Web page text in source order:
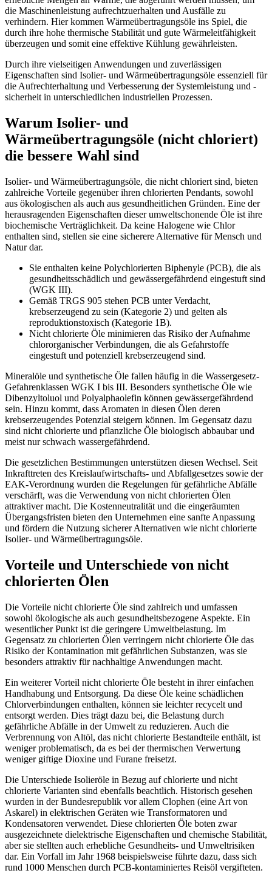
die Maschinenleistung aufrechtzuerhalten und Ausfälle zu
verhindern. Hier kommen Wärmeübertragungsöle ins Spiel, die
durch ihre hohe thermische Stabilität und gute Wärmeleitfähigkeit
überzeugen und somit eine effektive Kühlung gewährleisten.
Durch ihre vielseitigen Anwendungen und zuverlässigen
Eigenschaften sind Isolier- und Wärmeübertragungsöle essenziell für
die Aufrechterhaltung und Verbesserung der Systemleistung und -
sicherheit in unterschiedlichen industriellen Prozessen.
Warum Isolier- und
Wärmeübertragungsöle (nicht chloriert)
die bessere Wahl sind
Isolier- und Wärmeübertragungsöle, die nicht chloriert sind, bieten
zahlreiche Vorteile gegenüber ihren chlorierten Pendants, sowohl
aus ökologischen als auch aus gesundheitlichen Gründen. Eine der
herausragenden Eigenschaften dieser umweltschonende Öle ist ihre
biochemische Verträglichkeit. Da keine Halogene wie Chlor
enthalten sind, stellen sie eine sicherere Alternative für Mensch und
Natur dar.
Sie enthalten keine Polychlorierten Biphenyle (PCB), die als
gesundheitsschädlich und gewässergefährdend eingestuft sind
(WGK III).
Gemäß TRGS 905 stehen PCB unter Verdacht,
krebserzeugend zu sein (Kategorie 2) und gelten als
reproduktionstoxisch (Kategorie 1B).
Nicht chlorierte Öle minimieren das Risiko der Aufnahme
chlororganischer Verbindungen, die als Gefahrstoffe
eingestuft und potenziell krebserzeugend sind.
Mineralöle und synthetische Öle fallen häufig in die Wassergesetz-
Gefahrenklassen WGK I bis III. Besonders synthetische Öle wie
Dibenzyltoluol und Polyalphaolefin können gewässergefährdend
sein. Hinzu kommt, dass Aromaten in diesen Ölen deren
krebserzeugendes Potenzial steigern können. Im Gegensatz dazu
sind nicht chlorierte und pflanzliche Öle biologisch abbaubar und
meist nur schwach wassergefährdend.
Die gesetzlichen Bestimmungen unterstützen diesen Wechsel. Seit
Inkrafttreten des Kreislaufwirtschafts- und Abfallgesetzes sowie der
EAK-Verordnung wurden die Regelungen für gefährliche Abfälle
verschärft, was die Verwendung von nicht chlorierten Ölen
attraktiver macht. Die Kostenneutralität und die eingeräumten
Übergangsfristen bieten den Unternehmen eine sanfte Anpassung
und fördern die Nutzung sicherer Alternativen wie nicht chlorierte
Isolier- und Wärmeübertragungsöle.
Vorteile und Unterschiede von nicht
chlorierten Ölen
Die Vorteile nicht chlorierte Öle sind zahlreich und umfassen
sowohl ökologische als auch gesundheitsbezogene Aspekte. Ein
wesentlicher Punkt ist die geringere Umweltbelastung. Im
Gegensatz zu chlorierten Ölen verringern nicht chlorierte Öle das
Risiko der Kontamination mit gefährlichen Substanzen, was sie
besonders attraktiv für nachhaltige Anwendungen macht.
Ein weiterer Vorteil nicht chlorierte Öle besteht in ihrer einfachen
Handhabung und Entsorgung. Da diese Öle keine schädlichen
Chlorverbindungen enthalten, können sie leichter recycelt und
entsorgt werden. Dies trägt dazu bei, die Belastung durch
gefährliche Abfälle in der Umwelt zu reduzieren. Auch die
Verbrennung von Altöl, das nicht chlorierte Bestandteile enthält, ist
weniger problematisch, da es bei der thermischen Verwertung
weniger giftige Dioxine und Furane freisetzt.
Die Unterschiede Isolieröle in Bezug auf chlorierte und nicht
chlorierte Varianten sind ebenfalls beachtlich. Historisch gesehen
wurden in der Bundesrepublik vor allem Clophen (eine Art von
Askarel) in elektrischen Geräten wie Transformatoren und
Kondensatoren verwendet. Diese chlorierten Öle boten zwar
ausgezeichnete dielektrische Eigenschaften und chemische Stabilität,
aber sie stellten auch erhebliche Gesundheits- und Umweltrisiken
dar. Ein Vorfall im Jahr 1968 beispielsweise führte dazu, dass sich
rund 1000 Menschen durch PCB-kontaminiertes Reisöl vergifteten.